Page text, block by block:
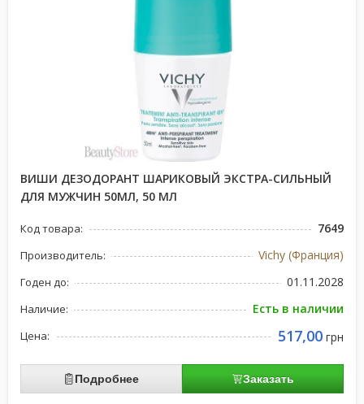
ВИШИ ДЕЗОДОРАНТ ШАРИКОВЫЙ ЭКСТРА-СИЛЬНЫЙ
ДЛЯ МУЖЧИН 50МЛ, 50 МЛ
Код товара: 7649
Производитель: Vichy (Франция)
Годен до: 01.11.2028
Наличие: Есть в наличии
Цена: 517,00 грн
Подробнее Заказать